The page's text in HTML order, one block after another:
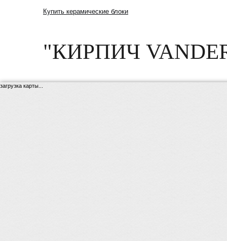
Купить керамические блоки
"КИРПИЧ
загрузка карты...